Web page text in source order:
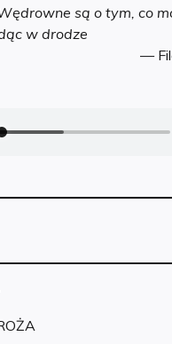
są o tym, co
w drodze